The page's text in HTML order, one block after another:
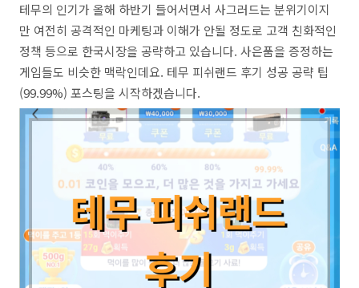
테무의 인기가 올해 하반기 들어서면서 사그러드는 분위기이지
만 여전히 공격적인 마케팅과 이해가 안될 정도로 고객 친화적인
정책 등으로 한국시장을 공략하고 있습니다. 사은품을 증정하는
게임들도 비슷한 맥락인데요. 테무 피쉬랜드 후기 성공 공략 팁
(99.99%) 포스팅을 시작하겠습니다.